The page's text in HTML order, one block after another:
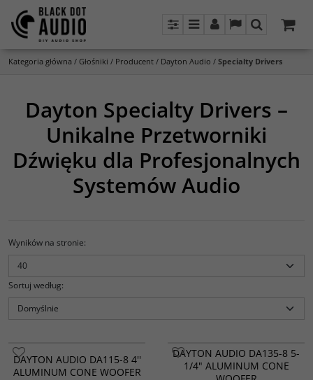
PanelMenuPanel LangSzukaj
Kategoria główna / Głośniki / Producent / Dayton Audio / Specialty Drivers
Dayton Specialty Drivers –
Unikalne Przetworniki
Dźwięku dla Profesjonalnych
Systemów Audio
Wyników na stronie:
Sortuj według:
DAYTON AUDIO DA115-8 4''
ALUMINUM CONE WOOFER
DAYTON AUDIO DA135-8 5-
1/4" ALUMINUM CONE